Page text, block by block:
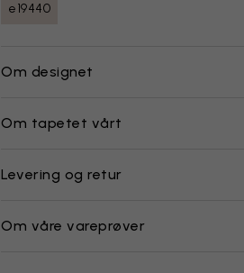
e19440
Om designet
Om tapetet vårt
Levering og retur
Om våre vareprøver